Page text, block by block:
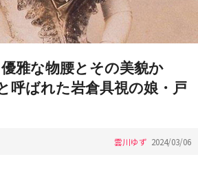
雅な物腰とその美貌か
呼ばれた岩倉具視の娘・戸
雲川ゆず 2024/03/06